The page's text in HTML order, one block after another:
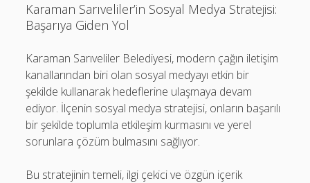
Karaman Sarıveliler’in Sosyal Medya Stratejisi:
Başarıya Giden Yol
Karaman Sarıveliler Belediyesi, modern çağın iletişim
kanallarından biri olan sosyal medyayı etkin bir
şekilde kullanarak hedeflerine ulaşmaya devam
ediyor. İlçenin sosyal medya stratejisi, onların başarılı
bir şekilde toplumla etkileşim kurmasını ve yerel
sorunlara çözüm bulmasını sağlıyor.
Bu stratejinin temeli, ilgi çekici ve özgün içerik